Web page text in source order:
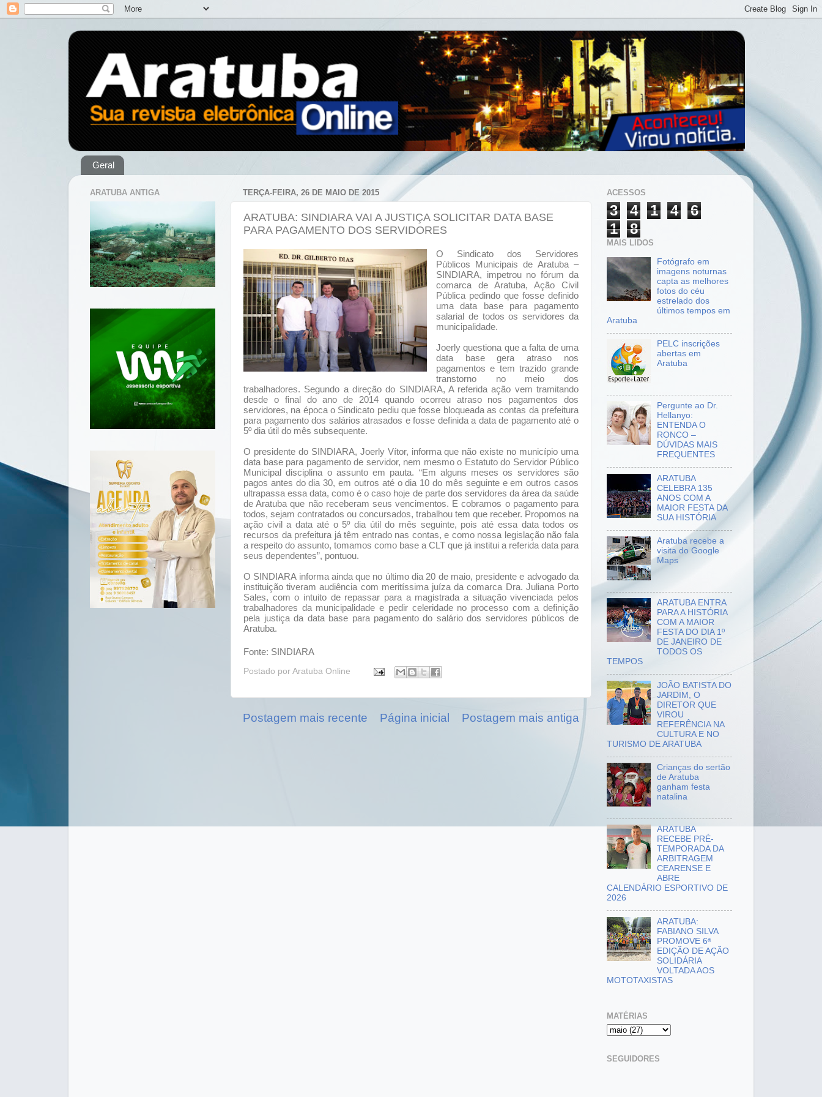
Geral
TERÇA-FEIRA, 26 DE MAIO DE 2015
ARATUBA: SINDIARA VAI A JUSTIÇA SOLICITAR DATA BASE
PARA PAGAMENTO DOS SERVIDORES
O Sindicato dos Servidores
Públicos Municipais de Aratuba –
SINDIARA, impetrou no fórum da
comarca de Aratuba, Ação Civil
Pública pedindo que fosse definido
uma data base para pagamento
salarial de todos os servidores da
municipalidade.
Joerly questiona que a falta de uma
data base gera atraso nos
pagamentos e tem trazido grande
transtorno no meio dos
trabalhadores. Segundo a direção do SINDIARA, A referida ação vem tramitando
desde o final do ano de 2014 quando ocorreu atraso nos pagamentos dos
servidores, na época o Sindicato pediu que fosse bloqueada as contas da prefeitura
para pagamento dos salários atrasados e fosse definida a data de pagamento até o
5º dia útil do mês subsequente.
O presidente do SINDIARA, Joerly Vítor, informa que não existe no município uma
data base para pagamento de servidor, nem mesmo o Estatuto do Servidor Público
Municipal disciplina o assunto em pauta. “Em alguns meses os servidores são
pagos antes do dia 30, em outros até o dia 10 do mês seguinte e em outros casos
ultrapassa essa data, como é o caso hoje de parte dos servidores da área da saúde
de Aratuba que não receberam seus vencimentos. E cobramos o pagamento para
todos, sejam contratados ou concursados, trabalhou tem que receber. Propomos na
ação civil a data até o 5º dia útil do mês seguinte, pois até essa data todos os
recursos da prefeitura já têm entrado nas contas, e como nossa legislação não fala
a respeito do assunto, tomamos como base a CLT que já institui a referida data para
seus dependentes”, pontuou.
O SINDIARA informa ainda que no último dia 20 de maio, presidente e advogado da
instituição tiveram audiência com meritíssima juíza da comarca Dra. Juliana Porto
Sales, com o intuito de repassar para a magistrada a situação vivenciada pelos
trabalhadores da municipalidade e pedir celeridade no processo com a definição
pela justiça da data base para pagamento do salário dos servidores públicos de
Aratuba.
Fonte: SINDIARA
Postado por Aratuba Online
Postagem mais recente Postagem mais antiga
Página inicial
ARATUBA ANTIGA ACESSOS
3 4 1 4
6
1
8
MAIS LIDOS
Fotógrafo em
imagens noturnas
capta as melhores
fotos do céu
estrelado dos
últimos tempos em
Aratuba
PELC inscrições
abertas em
Aratuba
Pergunte ao Dr.
Hellanyo:
ENTENDA O
RONCO –
DÚVIDAS MAIS
FREQUENTES
ARATUBA
CELEBRA 135
ANOS COM A
MAIOR FESTA DA
SUA HISTÓRIA
Aratuba recebe a
visita do Google
Maps
ARATUBA ENTRA
PARA A HISTÓRIA
COM A MAIOR
FESTA DO DIA 1º
DE JANEIRO DE
TODOS OS
TEMPOS
JOÃO BATISTA DO
JARDIM, O
DIRETOR QUE
VIROU
REFERÊNCIA NA
CULTURA E NO
TURISMO DE ARATUBA
Crianças do sertão
de Aratuba
ganham festa
natalina
ARATUBA
RECEBE PRÉ-
TEMPORADA DA
ARBITRAGEM
CEARENSE E
ABRE
CALENDÁRIO ESPORTIVO DE
2026
ARATUBA:
FABIANO SILVA
PROMOVE 6ª
EDIÇÃO DE AÇÃO
SOLIDÁRIA
VOLTADA AOS
MOTOTAXISTAS
MATÉRIAS
SEGUIDORES